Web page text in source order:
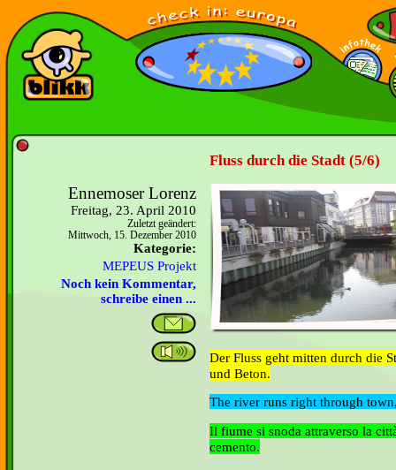
Fluss durch die Stadt (5/6)
Ennemoser Lorenz
Freitag, 23. April 2010
Zuletzt geändert:
Mittwoch, 15. Dezember 2010
Kategorie:
MEPEUS Projekt
Noch kein Kommentar,
schreibe einen ...
Der Fluss geht mitten durch die
und Beton.
The river runs right through
Il fiume si snoda attraverso la
cemento.